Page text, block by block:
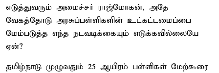
எடுத்துவரும் அமைச்சர் ராஜ்மோகன், அதே
வேகத்தோடு அரசுப்பள்ளிகளின் உட்கட்டமைப்பை
மேம்படுத்த எந்த நடவடிக்கையும் எடுக்கவில்லையே
ஏன்?
தமிழ்நாடு முழுவதும் 25 ஆயிரம் பள்ளிகள் மேற்கூரை